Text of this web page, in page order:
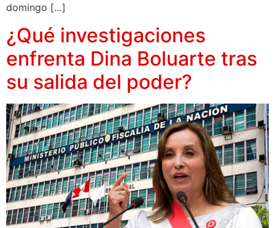
domingo […]
¿Qué investigaciones
enfrenta Dina Boluarte tras
su salida del poder?